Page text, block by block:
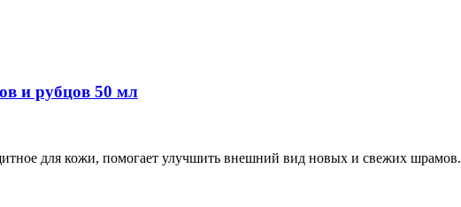
и рубцов 50 мл
для кожи, помогает улучшить внешний вид новых и свежих шрамов.